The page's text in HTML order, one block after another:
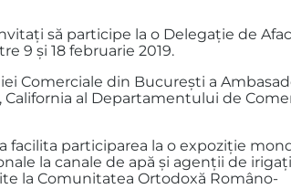
să participe la o Delegație de
9 și 18 februarie 2019.
Comerciale din București a
al Departamentului de
facilita participarea la o expoziție
la canale de apă și agenții de
la Comunitatea Ortodoxă Româno-